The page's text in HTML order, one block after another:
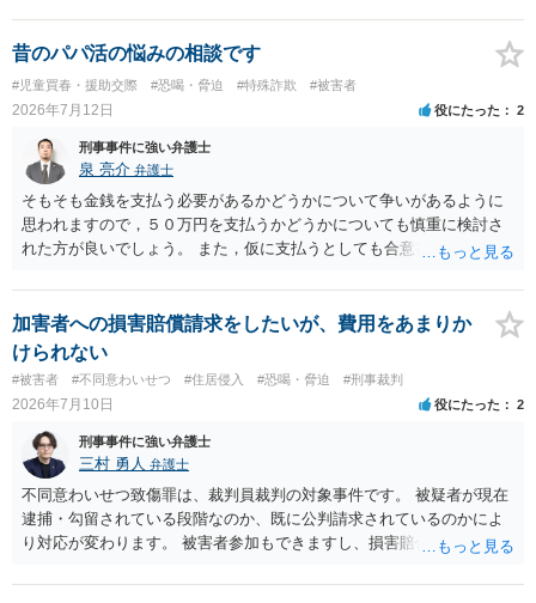
昔のパパ活の悩みの相談です
#児童買春・援助交際 #恐喝・脅迫 #特殊詐欺 #被害者
2026年7月12日 役にたった 2
刑事事件に強い弁護士
泉 亮介 弁護士
そもそも金銭を支払う必要があるかどうかについて争いがあるように
思われますので，５０万円を支払うかどうかについても慎重に検討さ
れた方が良いでしょう。 また，仮に支払うとしても合意書を交わし，
面を作成したうえで支払いをする必要があるでしょう。 一度弁護士に
相談をされた方が良いかと思われます。
加害者への損害賠償請求をしたいが、費用をあまりか
けられない
#被害者 #不同意わいせつ #住居侵入 #恐喝・脅迫 #刑事裁判
2026年7月10日 役にたった 2
刑事事件に強い弁護士
三村 勇人 弁護士
不同意わいせつ致傷罪は、裁判員裁判の対象事件です。 被疑者が現在
逮捕・勾留されている段階なのか、既に公判請求されているのかによ
り対応が変わります。 被害者参加もできますし、損害賠償命令制度も
第三者を保証人とする内容で債務名義を取得できるの、まずは刑事和